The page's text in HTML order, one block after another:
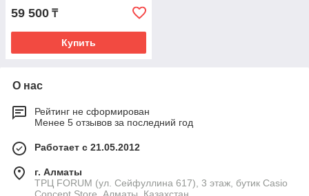
59 500 ₸
Купить
О нас
Рейтинг не сформирован
Менее 5 отзывов за последний год
Работает с 21.05.2012
г. Алматы
ТРЦ FORUM (ул. Сейфуллина 617), 3 этаж, бутик Casio